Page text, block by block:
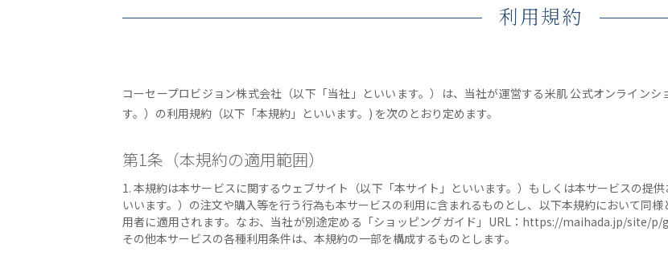
すべての商品
クリーム
日やけ止め
利用規約
コーセープロビジョン株式会社（以下「当社」といいます。）は、当社が運営する米肌 公式オンライン
す。）の利用規約（以下「本規約」といいます。) を次のとおり定めます。
第1条（本規約の適用範囲）
1. 本規約は本サービスに関するウェブサイト（以下「本サイト」といいます。）もしくは本サービスの提
いいます。）の注文や購入等を行う行為も本サービスの利用に含まれるものとし、以下本規約において同
用者に適用されます。なお、当社が別途定める「ショッピングガイド」URL： https://maihada.jp/site/p/
その他本サービスの各種利用条件は、本規約の一部を構成するものとします。